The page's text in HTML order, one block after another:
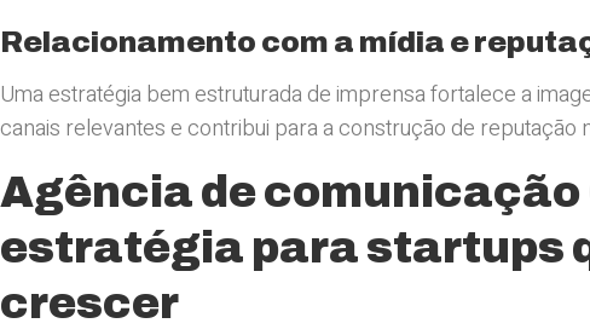
Relacionamento com a mídia e
Uma estratégia bem estruturada de imprensa fortalece a
canais relevantes e contribui para a construção de reputação
Agência de
estratégia para startups
crescer